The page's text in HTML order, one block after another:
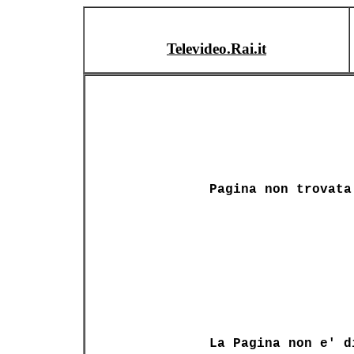
Televideo.Rai.it
Pagina non trovata
La Pagina non e'